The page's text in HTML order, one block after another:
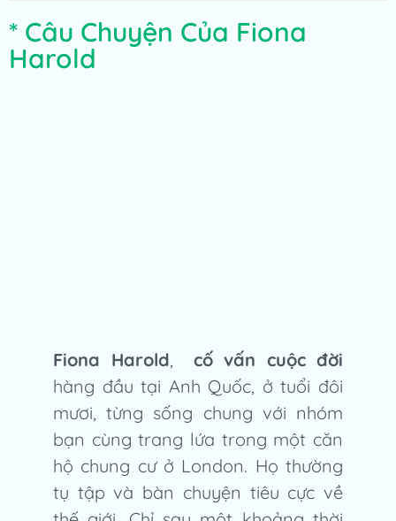
* Câu Chuyện Của Fiona
Harold
Fiona Harold,
cố vấn cuộc đời
hàng đầu tại Anh Quốc, ở tuổi đôi
mươi, từng sống chung với nhóm
bạn cùng trang lứa trong một căn
hộ chung cư ở London. Họ thường
tụ tập và bàn chuyện tiêu cực về